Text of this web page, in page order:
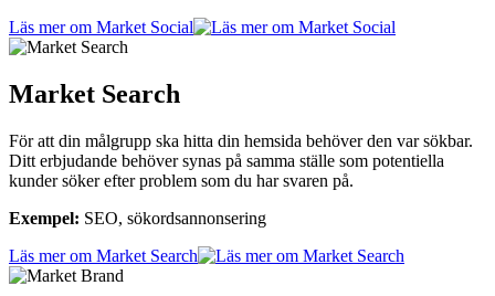
Läs mer om Market Social
Market Search
För att din målgrupp ska hitta din hemsida behöver den var sökbar.
Ditt erbjudande behöver synas på samma ställe som potentiella
kunder söker efter problem som du har svaren på.
Exempel: SEO, sökordsannonsering
Läs mer om Market Search